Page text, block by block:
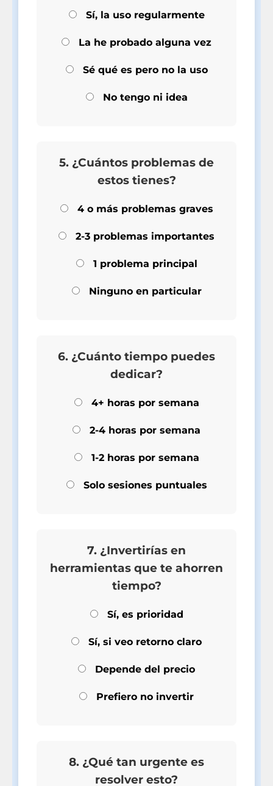
Sí, la uso regularmente
La he probado alguna vez
Sé qué es pero no la uso
No tengo ni idea
5. ¿Cuántos problemas de
estos tienes?
4 o más problemas graves
2-3 problemas importantes
1 problema principal
Ninguno en particular
6. ¿Cuánto tiempo puedes
dedicar?
4+ horas por semana
2-4 horas por semana
1-2 horas por semana
Solo sesiones puntuales
7. ¿Invertirías en
herramientas que te ahorren
tiempo?
Sí, es prioridad
Sí, si veo retorno claro
Depende del precio
Prefiero no invertir
8. ¿Qué tan urgente es
resolver esto?